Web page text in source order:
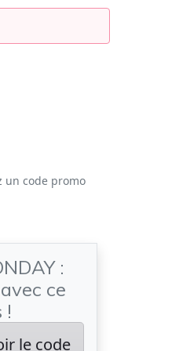
un code promo
:
ce
!
le code